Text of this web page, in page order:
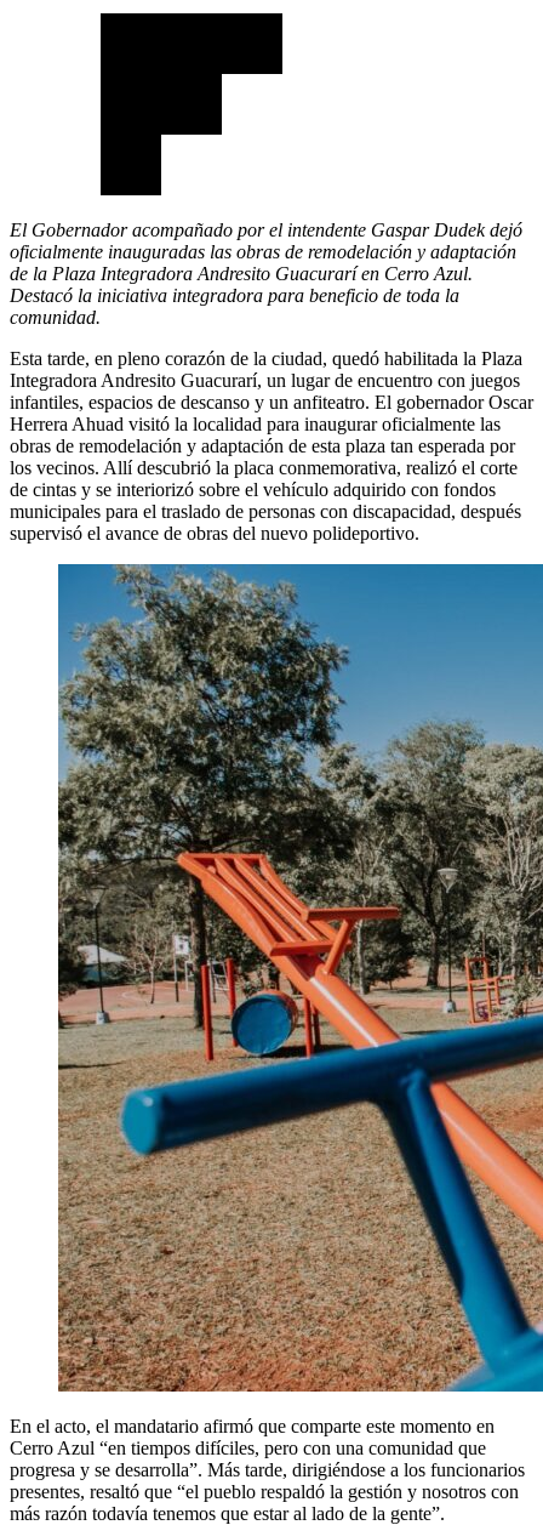
El Gobernador acompañado por el intendente Gaspar Dudek dejó
oficialmente inauguradas las obras de remodelación y adaptación
de la Plaza Integradora Andresito Guacurarí en Cerro Azul.
Destacó la iniciativa integradora para beneficio de toda la
comunidad.
Esta tarde, en pleno corazón de la ciudad, quedó habilitada la Plaza
Integradora Andresito Guacurarí, un lugar de encuentro con juegos
infantiles, espacios de descanso y un anfiteatro. El gobernador Oscar
Herrera Ahuad visitó la localidad para inaugurar oficialmente las
obras de remodelación y adaptación de esta plaza tan esperada por
los vecinos. Allí descubrió la placa conmemorativa, realizó el corte
de cintas y se interiorizó sobre el vehículo adquirido con fondos
municipales para el traslado de personas con discapacidad, después
supervisó el avance de obras del nuevo polideportivo.
En el acto, el mandatario afirmó que comparte este momento en
Cerro Azul “en tiempos difíciles, pero con una comunidad que
progresa y se desarrolla”. Más tarde, dirigiéndose a los funcionarios
presentes, resaltó que “el pueblo respaldó la gestión y nosotros con
más razón todavía tenemos que estar al lado de la gente”.